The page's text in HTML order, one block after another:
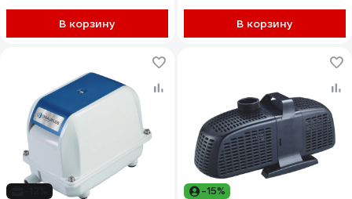
В корзину В корзину
-15%